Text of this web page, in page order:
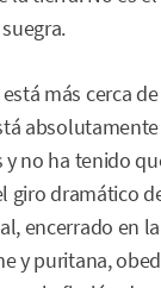
más cerca
y no ha tenido
giro dramático
encerrado en
y puritana,